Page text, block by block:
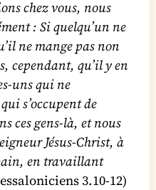
chez vous, nous
: Si quelqu’un ne
ne mange pas non
cependant, qu’il y en
uns qui ne
s’occupent de
ces gens-là, et nous
Jésus-Christ, à
en travaillant
3.10-12)